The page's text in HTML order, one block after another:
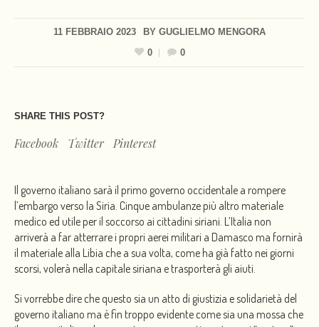
11 FEBBRAIO 2023 BY GUGLIELMO MENGORA
0
0
SHARE THIS POST?
Facebook Twitter Pinterest
Il governo italiano sarà il primo governo occidentale a rompere
l’embargo verso la Siria. Cinque ambulanze più altro materiale
medico ed utile per il soccorso ai cittadini siriani. L’Italia non
arriverà a far atterrare i propri aerei militari a Damasco ma fornirà
il materiale alla Libia che a sua volta, come ha già fatto nei giorni
scorsi, volerà nella capitale siriana e trasporterà gli aiuti.
Si vorrebbe dire che questo sia un atto di giustizia e solidarietà del
governo italiano ma è fin troppo evidente come sia una mossa che